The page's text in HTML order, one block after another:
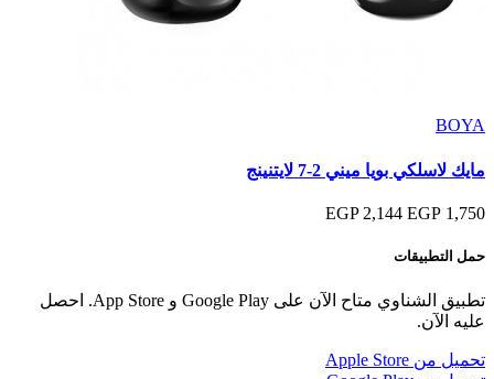
BOYA
مايك لاسلكي بويا ميني 2-7 لايتنينج
1,750 EGP
2,144 EGP
حمل التطبيقات
تطبيق الشناوي متاح الآن على Google Play و App Store. احصل
عليه الآن.
تحميل من Apple Store